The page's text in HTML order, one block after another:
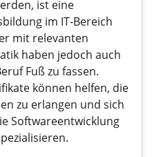
ist eine
im IT-Bereich
mit relevanten
haben jedoch auch
Fuß zu fassen.
können helfen, die
zu erlangen und sich
Softwareentwicklung